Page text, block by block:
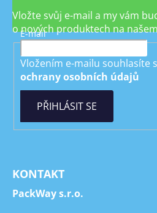
Vložte svůj e-mail a my vám
o nových produktech na
E-mail
Vložením e-mailu souhlasíte s
ochrany osobních údajů
PŘIHLÁSIT SE
KONTAKT
PackWay s.r.o.